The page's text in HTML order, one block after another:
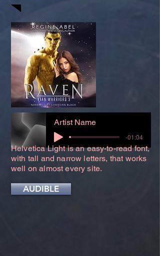
Artist Name
-01:04
Helvetica Light is an easy-to-read font,
with tall and narrow letters, that works
well on almost every site.
AUDIBLE